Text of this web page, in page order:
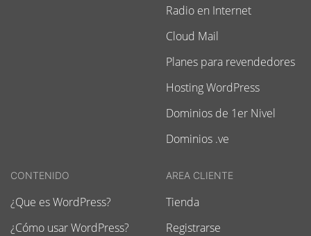
Radio en Internet
Cloud Mail
Planes para revendedores
Hosting WordPress
Dominios de 1er Nivel
Dominios .ve
CONTENIDO
¿Que es WordPress?
¿Cómo usar WordPress?
AREA CLIENTE
Tienda
Registrarse